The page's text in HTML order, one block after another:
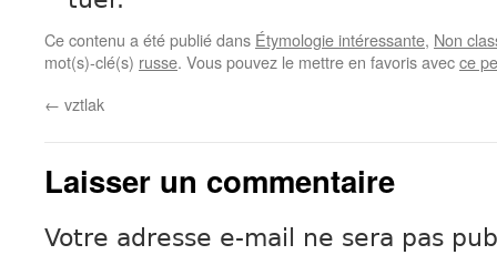
Ce contenu a été publié dans Étymologie intéressante, Non
mot(s)-clé(s) russe. Vous pouvez le mettre en favoris avecce
← vztlak
Laisser un commentaire
Votre adresse e-mail ne sera pas